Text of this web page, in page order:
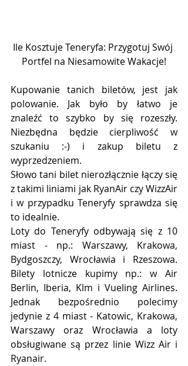
Ile Kosztuje Teneryfa: Przygotuj Swój
Portfel na Niesamowite Wakacje!
Kupowanie tanich biletów, jest jak
polowanie. Jak było by łatwo je
znaleźć to szybko by się rozeszły.
Niezbędna będzie cierpliwość w
szukaniu :-) i zakup biletu z
wyprzedzeniem.
Słowo tani bilet nierozłącznie łączy się
z takimi liniami jak RyanAir czy WizzAir
i w przypadku Teneryfy sprawdza się
to idealnie.
Loty do Teneryfy odbywają się z 10
miast - np.: Warszawy, Krakowa,
Bydgoszczy, Wrocławia i Rzeszowa.
Bilety lotnicze kupimy np.: w Air
Berlin, Iberia, Klm i Vueling Airlines.
Jednak bezpośrednio polecimy
jedynie z 4 miast - Katowic, Krakowa,
Warszawy oraz Wrocławia a loty
obsługiwane są przez linie Wizz Air i
Ryanair.